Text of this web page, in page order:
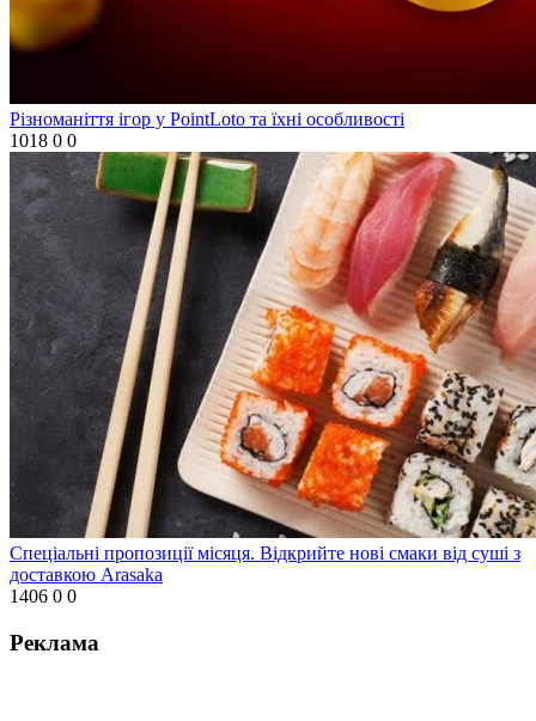
Різноманіття ігор у PointLoto та їхні особливості
1018 0 0
Спеціальні пропозиції місяця. Відкрийте нові смаки від суші з
доставкою Arasaka
1406 0 0
Реклама